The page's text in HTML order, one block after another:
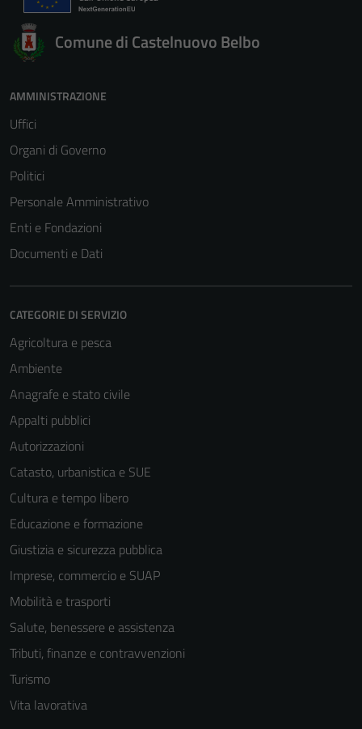
Comune di Castelnuovo Belbo
AMMINISTRAZIONE
Uffici
Organi di Governo
Politici
Personale Amministrativo
Enti e Fondazioni
Documenti e Dati
CATEGORIE DI SERVIZIO
Agricoltura e pesca
Ambiente
Anagrafe e stato civile
Appalti pubblici
Autorizzazioni
Catasto, urbanistica e SUE
Cultura e tempo libero
Educazione e formazione
Giustizia e sicurezza pubblica
Imprese, commercio e SUAP
Mobilità e trasporti
Salute, benessere e assistenza
Tributi, finanze e contravvenzioni
Turismo
Vita lavorativa